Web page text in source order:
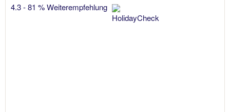
4.3 - 81 % Weiterempfehlung